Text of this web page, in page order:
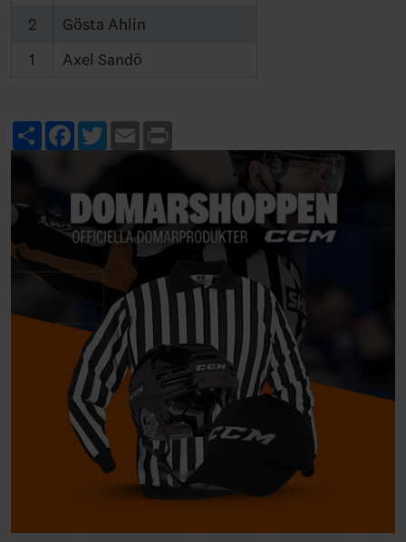
2
Gösta Ahlin
1
Axel Sandö
ShareFacebook
TwitterEmail